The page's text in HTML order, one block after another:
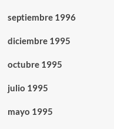
septiembre 1996
diciembre 1995
octubre 1995
julio 1995
mayo 1995